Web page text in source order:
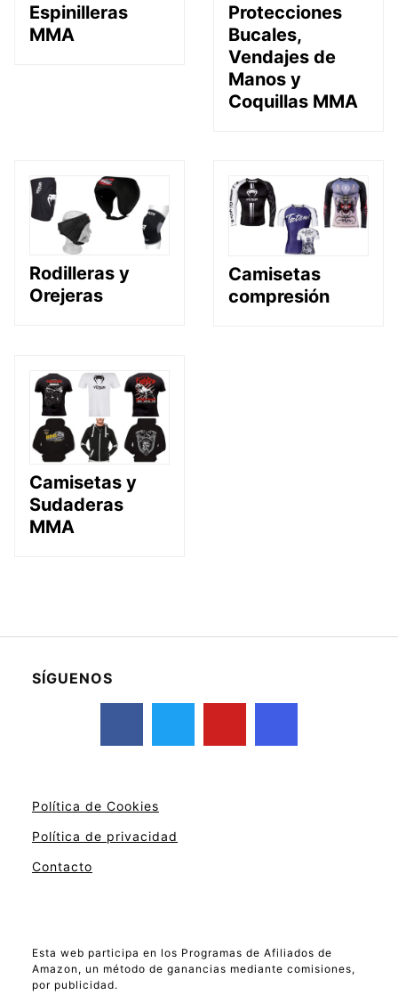
Espinilleras
MMA
Protecciones
Bucales,
Vendajes de
Manos y
Coquillas MMA
Rodilleras y
Orejeras
Camisetas
compresión
Camisetas y
Sudaderas
MMA
SÍGUENOS
Política de Cookies
Política de privacidad
Contacto
Esta web participa en los Programas de Afiliados de
Amazon, un método de ganancias mediante comisiones,
por publicidad.